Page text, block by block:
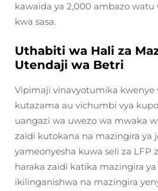
kawaida ya 2,000 ambazo
kwa sasa.
Uthabiti wa Hali za
Utendaji wa Betri
Vipimaji vinavyotumika kwenye
kutazama au vichumbi vya
uangazi wa uwezo wa mwaka
zaidi kutokana na mazingira ya
yameonyesha kuwa seli za LFP
haraka zaidi katika mazingira ya
ikilinganishwa na mazingira